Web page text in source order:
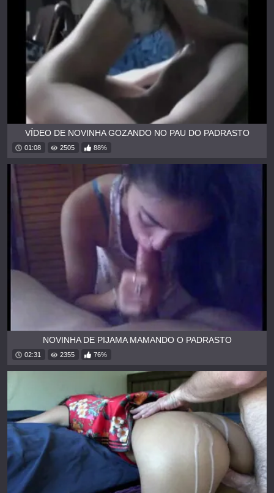
VÍDEO DE NOVINHA GOZANDO NO PAU DO PADRASTO
01:08 2505 88%
NOVINHA DE PIJAMA MAMANDO O PADRASTO
02:31 2355 76%